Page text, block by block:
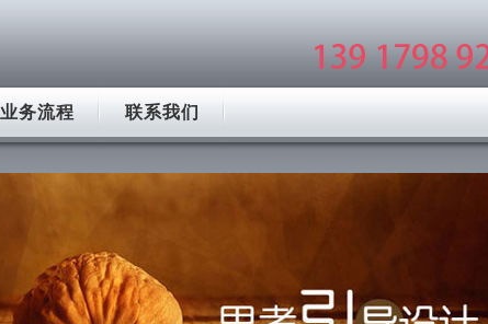
业务流程 联系我们